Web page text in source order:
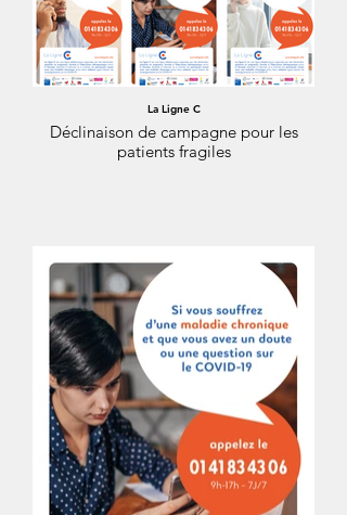
La Ligne C
Déclinaison de campagne pour les
patients fragiles